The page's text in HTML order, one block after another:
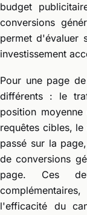
budget
conversions
permet d'évaluer
investissement
Pour une page
différents : le
position
requêtes cibles,
passé sur la
de conversions
page. Ces
l'efficacité du